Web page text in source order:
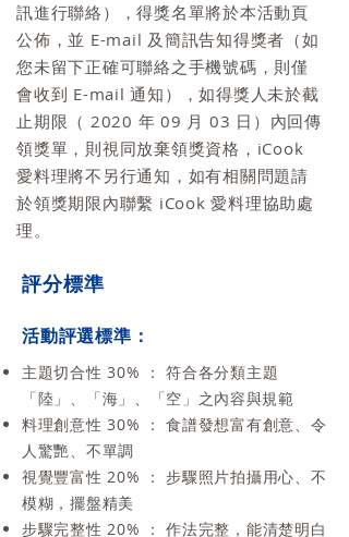
訊進行聯絡），得獎名單將於本活動頁
公佈，並 E-mail 及簡訊告知得獎者（如
您未留下正確可聯絡之手機號碼，則僅
會收到 E-mail 通知），如得獎人未於截
止期限（ 2020 年 09 月 03 日）內回傳
領獎單，則視同放棄領獎資格，iCook
愛料理將不另行通知，如有相關問題請
於領獎期限內聯繫 iCook 愛料理協助處
理。
評分標準
活動評選標準：
主題切合性 30% ： 符合各分類主題
「陸」、「海」、「空」之內容與規範
料理創意性 30% ： 食譜發想富有創意、令
人驚艷、不單調
視覺豐富性 20% ： 步驟照片拍攝用心、不
模糊，擺盤精美
步驟完整性 20% ： 作法完整，能清楚明白